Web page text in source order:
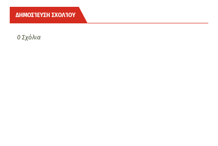
ΔΗΜΟΣΊΕΥΣΗ ΣΧΟΛΊΟΥ
0 Σχόλια